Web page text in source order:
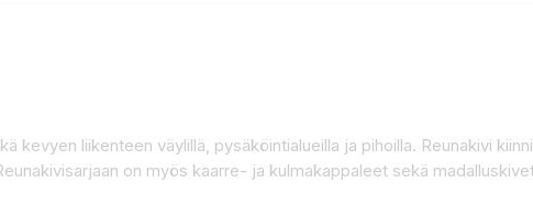
kevyen liikenteen väylillä, pysäköintialueilla ja pihoilla. Reunakivi
on myös kaarre- ja kulmakappaleet sekä